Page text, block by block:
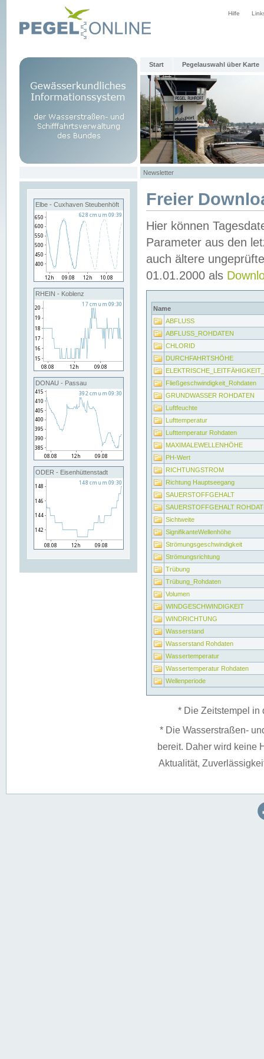
Hilfe
Start Pegelauswahl über Karte
Newsletter
Elbe - Cuxhaven Steubenhöft
RHEIN - Koblenz
DONAU - Passau
ODER - Eisenhüttenstadt
Freier
Hier können
Parameter aus den
auch ältere
01.01.2000 als
Name
ABFLUSS
ABFLUSS_ROHDATEN
CHLORID
DURCHFAHRTSHÖHE
Fließgeschwindigkeit_Rohdaten
GRUNDWASSER ROHDATEN
Luftfeuchte
Lufttemperatur
Lufttemperatur Rohdaten
MAXIMALEWELLENHÖHE
PH-Wert
RICHTUNGSTROM
Richtung Hauptseegang
SAUERSTOFFGEHALT
SAUERSTOFFGEHALT
Sichtweite
SignifikanteWellenhöhe
Strömungsgeschwindigkeit
Strömungsrichtung
Trübung
Trübung_Rohdaten
Volumen
WINDGESCHWINDIGKEIT
WINDRICHTUNG
Wasserstand
Wasserstand Rohdaten
Wassertemperatur
Wassertemperatur Rohdaten
Wellenperiode
* Die Zeitstempel in
* Die Wasserstraßen-
bereit. Daher wird keine
Aktualität,